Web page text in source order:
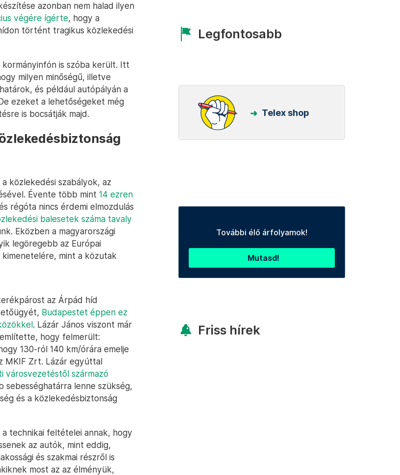
azonban nem halad ilyen
végére ígérte, hogy a
történt tragikus közlekedési
is szóba került. Itt
milyen minőségű, illetve
és például autópályán a
ezeket a lehetőségeket még
is bocsátják majd.
közlekedési szabályok, az
Évente több mint 14 ezren
régóta nincs érdemi elmozdulás
balesetek száma tavaly
Eközben a magyarországi
legöregebb az Európai
mint a közutak
az Árpád híd
Budapestet éppen ez
. Lázár János viszont már
hogy felmerült:
130-ról 140 km/órára emelje
MKIF Zrt. Lázár egyúttal
városvezetéstől származó
lenne szükség,
és a közlekedésbiztonság
technikai feltételei annak, hogy
az autók, mint eddig,
és szakmai részről is
most az az élményük,
Legfontosabb
Telex shop
További élő árfolyamok!
Mutasd!
Friss hírek